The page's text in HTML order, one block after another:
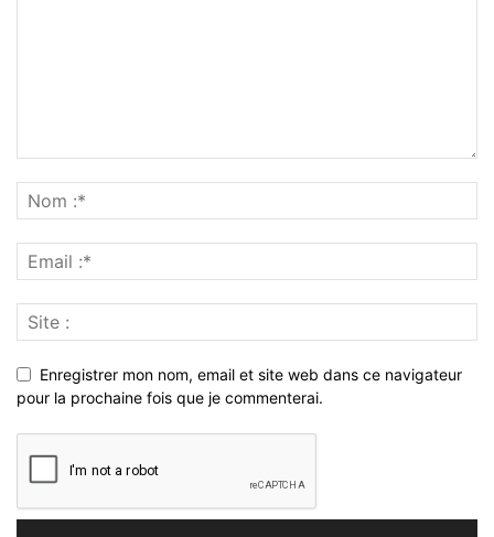
Enregistrer mon nom, email et site web dans ce navigateur
pour la prochaine fois que je commenterai.